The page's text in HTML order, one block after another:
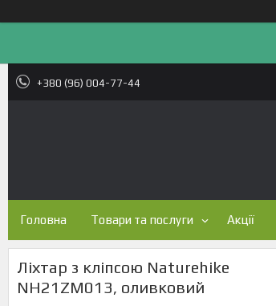
+380 (96) 004-77-44
Головна Товари та послуги Акції
Ліхтар з кліпсою Naturehike
NH21ZM013, оливковий